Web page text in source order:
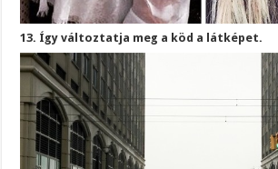
13. Így változtatja meg a köd a látképet.